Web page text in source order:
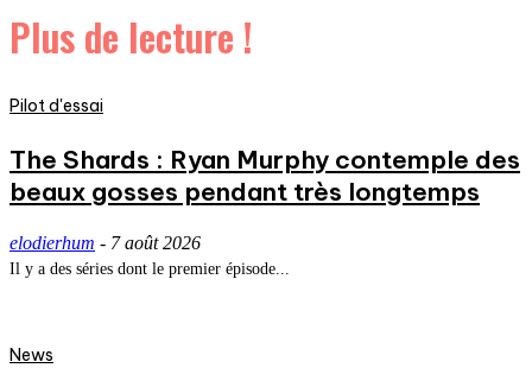
Plus de lecture !
Pilot d'essai
The Shards : Ryan Murphy contemple des
beaux gosses pendant très longtemps
elodierhum - 7 août 2026
Il y a des séries dont le premier épisode...
News